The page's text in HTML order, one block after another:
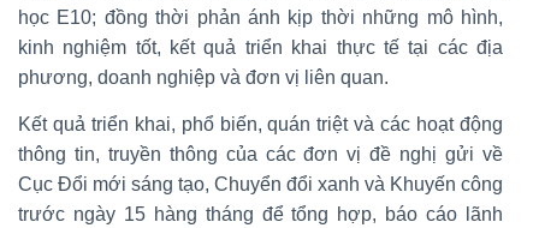
học E10; đồng thời phản ánh kịp thời những mô hình,
kinh nghiệm tốt, kết quả triển khai thực tế tại các địa
phương, doanh nghiệp và đơn vị liên quan.
Kết quả triển khai, phổ biến, quán triệt và các hoạt động
thông tin, truyền thông của các đơn vị đề nghị gửi về
Cục Đổi mới sáng tạo, Chuyển đổi xanh và Khuyến công
trước ngày 15 hàng tháng để tổng hợp, báo cáo lãnh